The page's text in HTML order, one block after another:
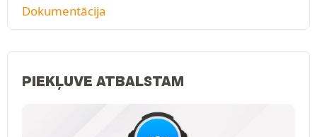
Dokumentācija
PIEKĻUVE ATBALSTAM